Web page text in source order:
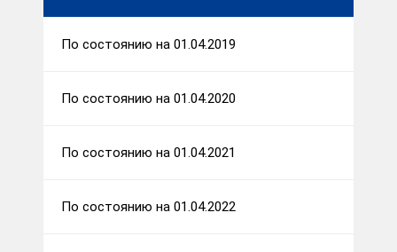
По состоянию на 01.04.2019
По состоянию на 01.04.2020
По состоянию на 01.04.2021
По состоянию на 01.04.2022